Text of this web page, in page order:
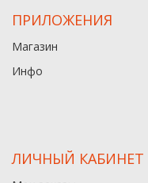
ПРИЛОЖЕНИЯ
Магазин
Инфо
ЛИЧНЫЙ КАБИНЕТ